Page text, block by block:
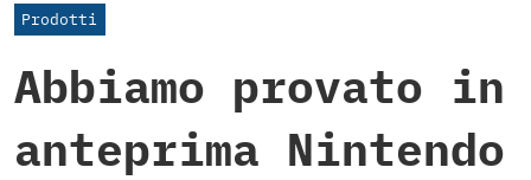
Prodotti
Abbiamo provato in
anteprima Nintendo